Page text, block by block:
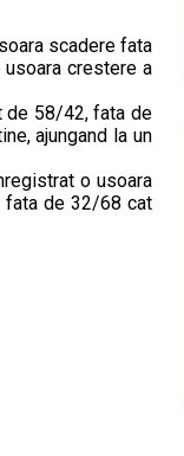
scadere fata
usoara crestere a
de 58/42, fata de
ajungand la un
o usoara
fata de 32/68 cat